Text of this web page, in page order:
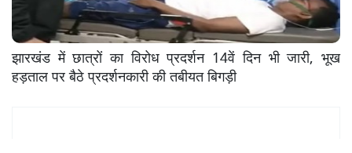
झारखंड में छात्रों का विरोध प्रदर्शन 14वें दिन भी जारी, भूख
हड़ताल पर बैठे प्रदर्शनकारी की तबीयत बिगड़ी